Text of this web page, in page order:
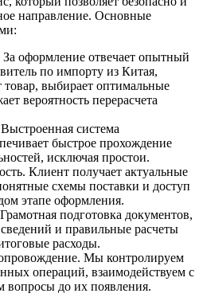
направление. Основные
За оформление отвечает опытный
по импорту из Китая,
товар, выбирает оптимальные
вероятность перерасчета
Выстроенная система
быстрое прохождение
исключая простои.
Клиент получает актуальные
схемы поставки и доступ
этапе оформления.
Грамотная подготовка документов,
и правильные расчеты
расходы.
Мы контролируем
операций, взаимодействуем с
вопросы до их появления.